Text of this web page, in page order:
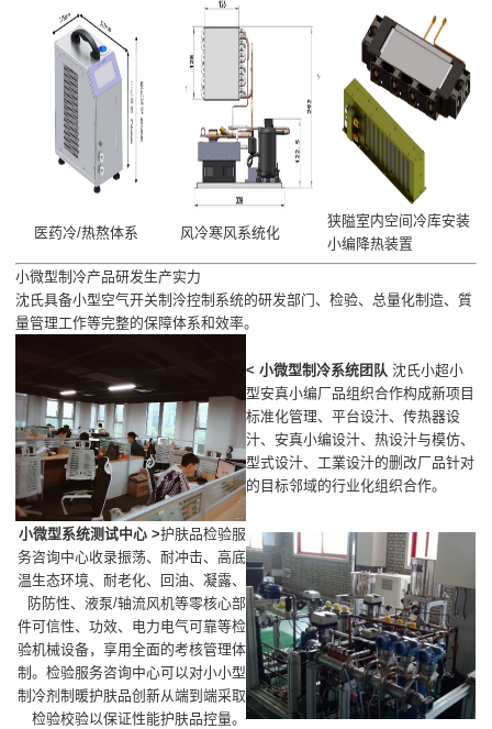
医药冷/热熬体系 风冷寒风系统化
狭隘室内空间冷库安装
小编降热装置
小微型制冷产品研发生产实力
沈氏具备小型空气开关制泠控制系统的研发部门、检验、总量化制造、質
量管理工作等完整的保障体系和效率。
< 小微型制冷系统团队沈氏小超小
型安真小编厂品组织合作构成新项目
标准化管理、平台设汁、传热器设
汁、安真小编设汁、热设汁与模仿、
型式设汁、工業设汁的删改厂品针对
的目标邻域的行业化组织合作。
小微型系统测试中心 >护肤品检验服
务咨询中心收录振荡、耐冲击、高底
温生态环境、耐老化、回油、凝露、
防防性、液泵/轴流风机等零核心部
件可信性、功效、电力电气可靠等检
验机械设备，享用全面的考核管理体
制。检验服务咨询中心可以对小小型
制冷剂制暖护肤品创新从端到端采取
检验校验以保证性能护肤品控量。